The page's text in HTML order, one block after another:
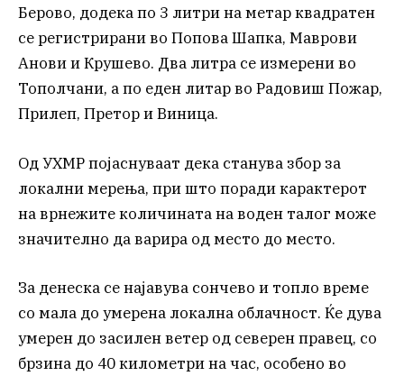
Берово, додека по 3 литри на метар квадратен
се регистрирани во Попова Шапка, Маврови
Анови и Крушево. Два литра се измерени во
Тополчани, а по еден литар во Радовиш Пожар,
Прилеп, Претор и Виница.
Од УХМР појаснуваат дека станува збор за
локални мерења, при што поради карактерот
на врнежите количината на воден талог може
значително да варира од место до место.
За денеска се најавува сончево и топло време
со мала до умерена локална облачност. Ќе дува
умерен до засилен ветер од северен правец, со
брзина до 40 километри на час, особено во